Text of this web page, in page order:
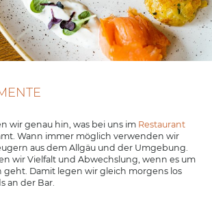
wir genau hin, was bei uns im Restaurant
Wann immer möglich verwenden wir
aus dem Allgäu und der Umgebung.
wir Vielfalt und Abwechslung, wenn es um
geht. Damit legen wir gleich morgens los
an der Bar.